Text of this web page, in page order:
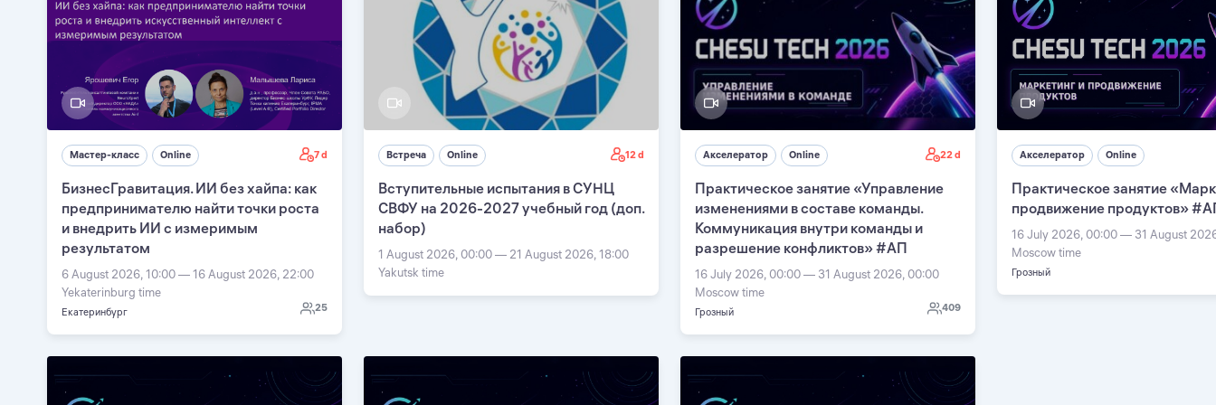
Мастер-класс Online 7 d
БизнесГравитация. ИИ без хайпа: как
предпринимателю найти точки роста
и внедрить ИИ с измеримым
результатом
6 August 2026, 10:00 — 16 August 2026, 22:00
Yekaterinburg time
Екатеринбург 25
Встреча Online 12 d
Вступительные испытания в СУНЦ
СВФУ на 2026-2027 учебный год (доп.
набор)
1 August 2026, 00:00 — 21 August 2026, 18:00
Yakutsk time
Акселератор Online 22 d
Практическое занятие «Управление
изменениями в составе команды.
Коммуникация внутри команды и
разрешение конфликтов» #АП
16 July 2026, 00:00 — 31 August 2026, 00:00
Moscow time
Грозный 409
Акселератор Online
Практическое занятие
продвижение продуктов»
16 July 2026, 00:00 — 31 August
Moscow time
Грозный